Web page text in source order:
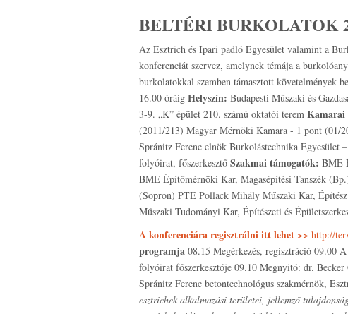
BELTÉRI BURKOLATOK
Az Esztrich és Ipari padló Egyesület valamint a
konferenciát szervez, amelynek témája a
burkolatokkal szemben támasztott követelmények
16.00 óráig Helyszín: Budapesti Műszaki és
3-9. „K” épület 210. számú oktatói terem Kamarai
(2011/213) Magyar Mérnöki Kamara - 1 pont (01/
Spránitz Ferenc elnök Burkolástechnika Egyesület
folyóirat, főszerkesztő Szakmai támogatók: BME
BME Építőmérnöki Kar, Magasépítési Tanszék
(Sopron) PTE Pollack Mihály Műszaki Kar,
Műszaki Tudományi Kar, Építészeti és
A konferenciára regisztrálni itt lehet >> http://
programja 08.15 Megérkezés, regisztráció 09.00
folyóirat főszerkesztője 09.10 Megnyitó: dr. Becker
Spránitz Ferenc betontechnológus szakmérnök,
esztrichek alkalmazási területei, jellemző